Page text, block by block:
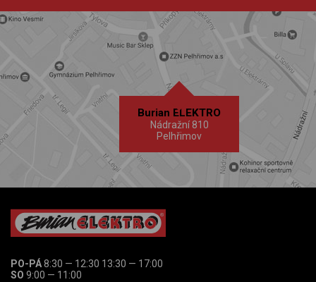
Burian ELEKTRO
Nádražní 810
Pelhřimov
PO-PÁ8:30 — 12:30 13:30 — 17:00
SO 9:00 — 11:00